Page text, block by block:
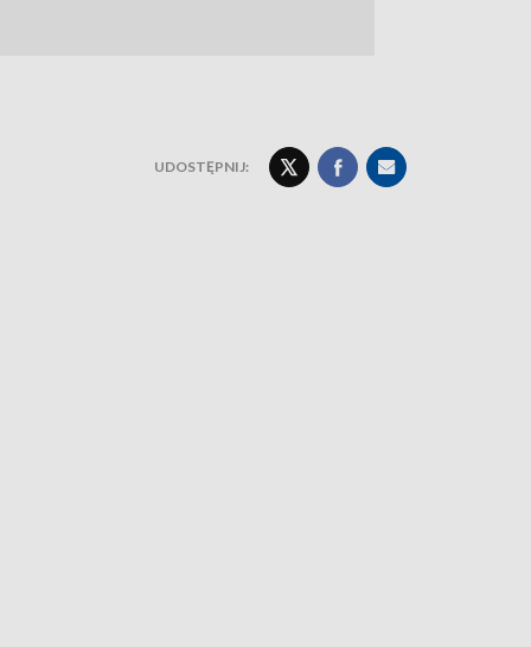
UDOSTĘPNIJ: